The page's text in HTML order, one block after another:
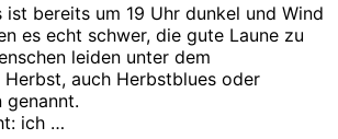
ist bereits um 19 Uhr dunkel und Wind
es echt schwer, die gute Laune zu
leiden unter dem
auch Herbstblues oder
genannt.
ich …